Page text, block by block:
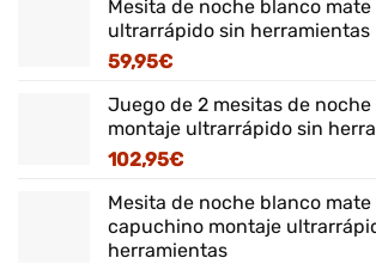
Mesita de noche blanco
ultrarrápido sin herramientas
59,95€
Juego de 2 mesitas de
montaje ultrarrápido sin
102,95€
Mesita de noche blanco
capuchino montaje
herramientas